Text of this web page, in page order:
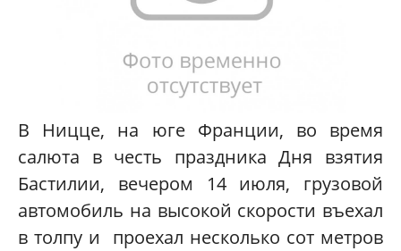
В Ницце, на юге Франции, во время
салюта в честь праздника Дня взятия
Бастилии, вечером 14 июля, грузовой
автомобиль на высокой скорости въехал
в толпу и проехал несколько сот метров